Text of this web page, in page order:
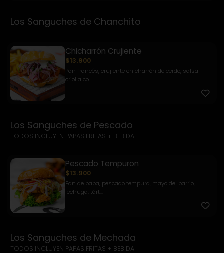
Los Sanguches de Chanchito
Chicharrón Crujiente
$13.900
Pan francés, crujiente chicharrón de cerdo, salsa
criolla co...
Los Sanguches de Pescado
TODOS INCLUYEN PAPAS FRITAS + BEBIDA
Pescado Tempuron
$13.900
Pan de papa, pescado tempura, mayo del barrio,
lechuga, tárt...
Los Sanguches de Mechada
TODOS INCLUYEN PAPAS FRITAS + BEBIDA